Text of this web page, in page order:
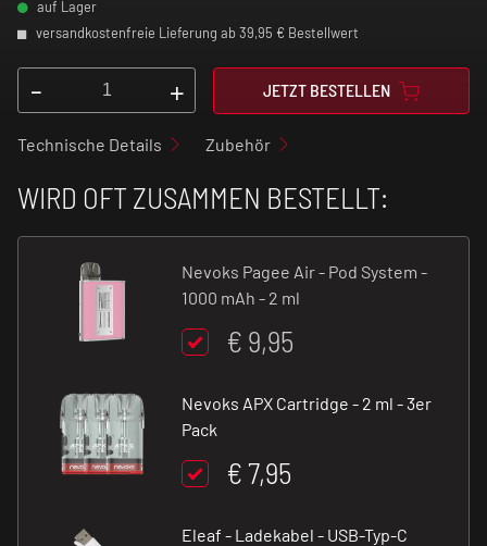
auf Lager
versandkostenfreie Lieferung ab 39,95 € Bestellwert
- + JETZT BESTELLEN
Technische Details Zubehör
WIRD OFT ZUSAMMEN BESTELLT:
Nevoks Pagee Air - Pod System -
1000 mAh - 2 ml
€ 9,95
Nevoks APX Cartridge - 2 ml - 3er
Pack
€ 7,95
Eleaf - Ladekabel - USB-Typ-C